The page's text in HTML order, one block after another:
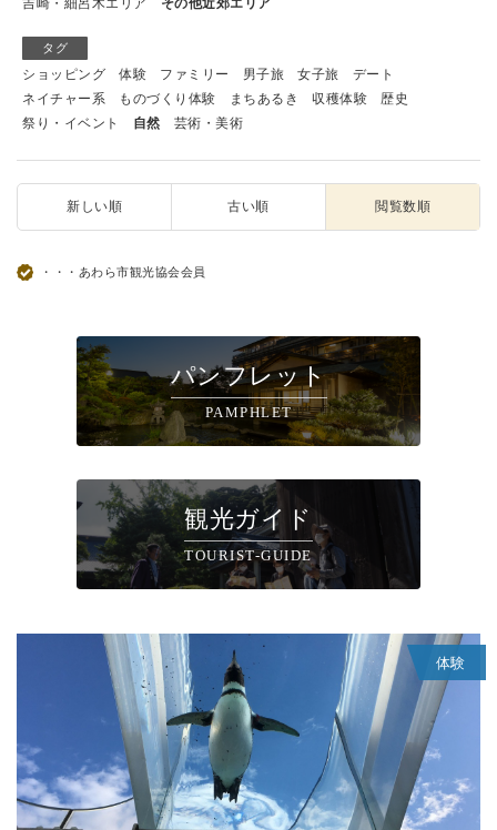
吉崎・細呂木エリア
その他近郊エリア
タグ
ショッピング 体験 ファミリー 男子旅 女子旅
デート
ネイチャー系
ものづくり体験 まちあるき 収穫体験
歴史
祭り・イベント
自然 芸術・美術
新しい順 古い順 閲覧数順
・・・あわら市観光協会会員
パンフレット
PAMPHLET
観光ガイド
TOURIST-GUIDE
体験